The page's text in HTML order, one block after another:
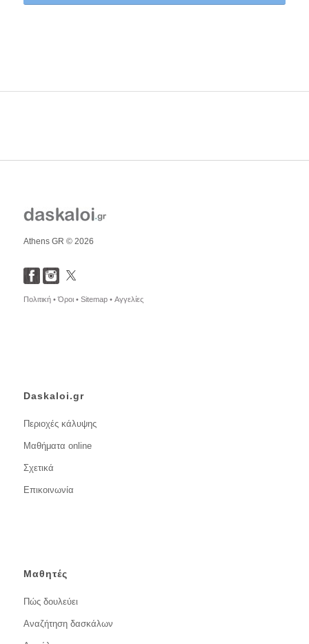
Athens GR © 2026
Πολιτική •Όροι • Sitemap • Αγγελίες
Daskaloi.gr
Περιοχές κάλυψης
Μαθήματα online
Σχετικά
Επικοινωνία
Μαθητές
Πώς δουλεύει
Αναζήτηση δασκάλων